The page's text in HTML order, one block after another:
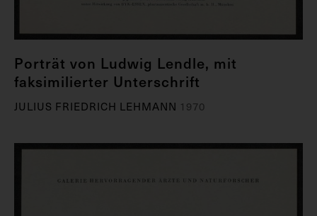
Porträt von Ludwig Lendle, mit
faksimilierter Unterschrift
JULIUS FRIEDRICH LEHMANN 1970